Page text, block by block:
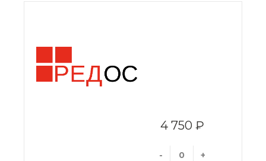
4 750 ₽
- +